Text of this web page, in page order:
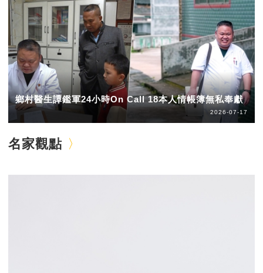
鄉村醫生譚鑑軍24小時On Call 18本人情帳簿無私奉獻
2026-07-17
名家觀點